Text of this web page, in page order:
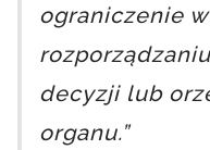
ograniczenie
decyzji lub
organu.”